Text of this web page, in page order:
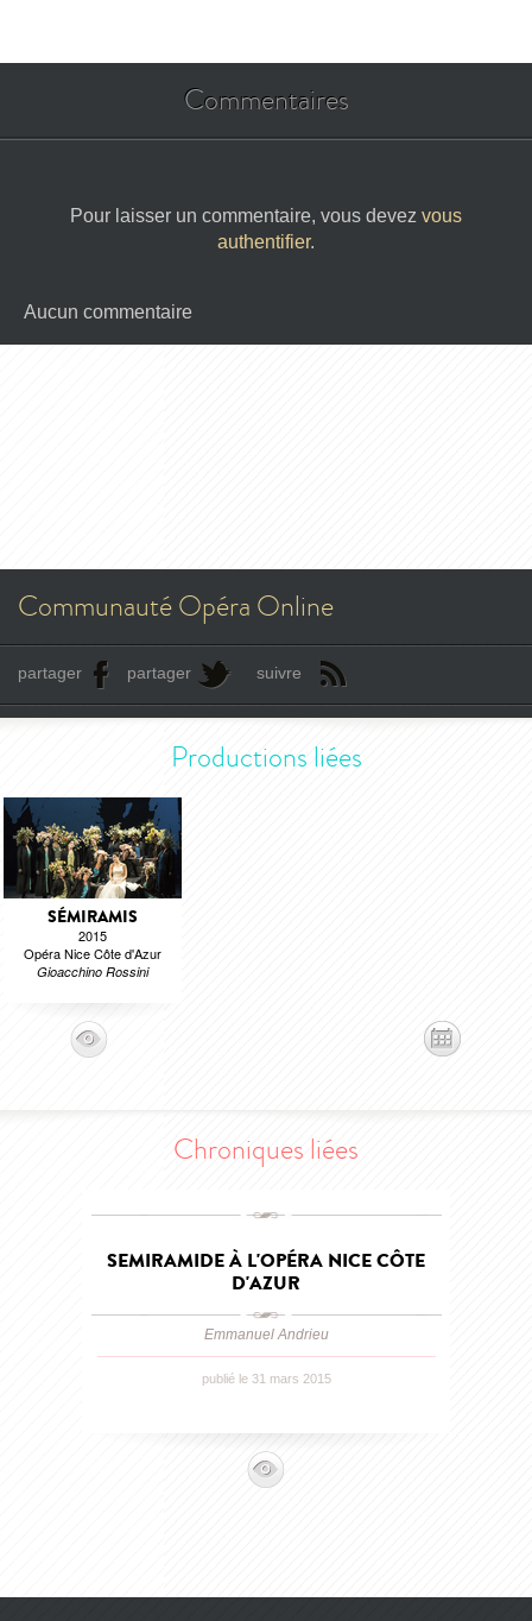
Commentaires
Pour laisser un commentaire, vous devez vous
authentifier.
Aucun commentaire
Communauté Opéra Online
partager partager suivre
Productions liées
SÉMIRAMIS
2015
Opéra Nice Côte d'Azur
Gioacchino Rossini
Chroniques liées
SEMIRAMIDE À L'OPÉRA NICE CÔTE
D'AZUR
Emmanuel Andrieu
publié le 31 mars 2015